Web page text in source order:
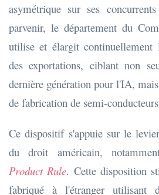
asymétrique sur ses
parvenir, le département du
utilise et élargit continuellement
des exportations, ciblant non
dernière génération pour l'IA,
de fabrication de semi-
Ce dispositif s'appuie sur le
du droit américain,
Product Rule. Cette disposition
fabriqué à l'étranger utilisant